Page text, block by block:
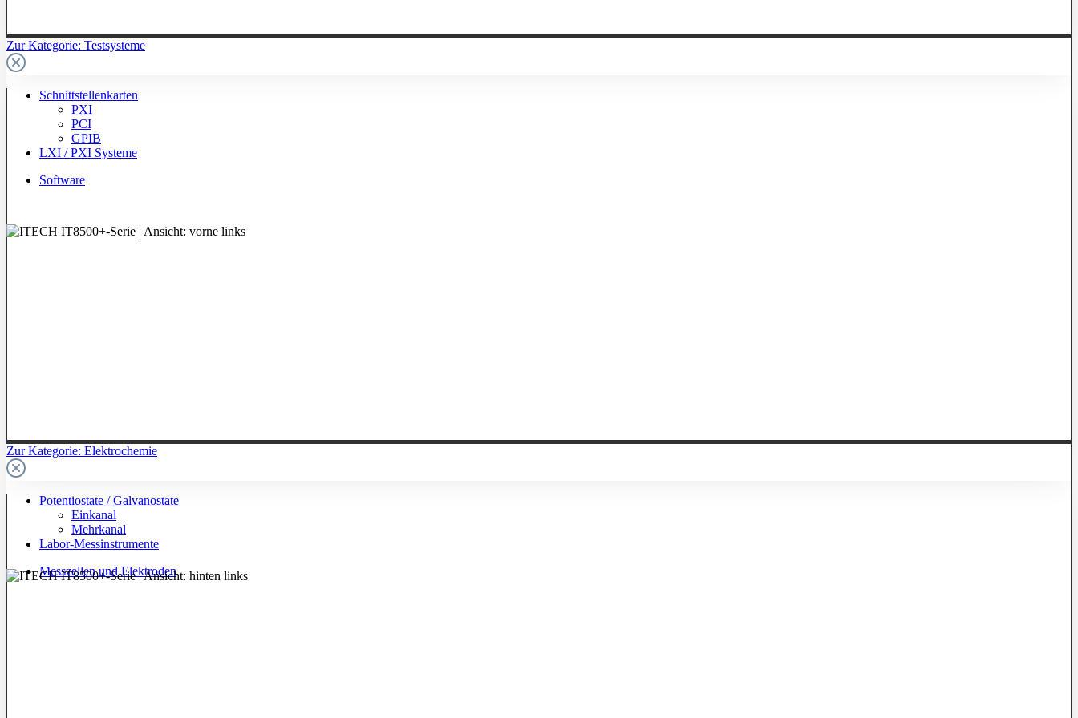
Zur Kategorie: Testsysteme
Schnittstellenkarten
PXI
PCI
GPIB
LXI / PXI Systeme
Software
Zur Kategorie: Elektrochemie
Potentiostate / Galvanostate
Einkanal
Mehrkanal
Labor-Messinstrumente
Messzellen und Elektroden